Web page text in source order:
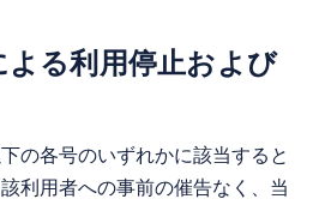
る利用停止および
の各号のいずれかに該当すると
利用者への事前の催告なく、当